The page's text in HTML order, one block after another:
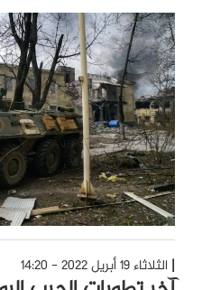
الثلاثاء 19 أبريل 2022 - 14:20